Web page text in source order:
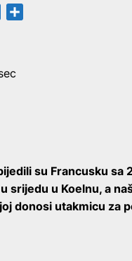
Twitter
su Francusku sa
srijedu u Koelnu, a
donosi utakmicu za